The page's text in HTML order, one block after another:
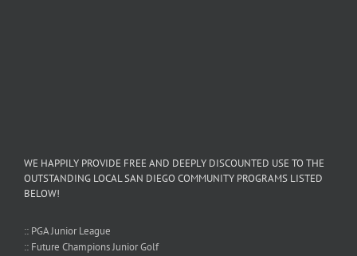
WE HAPPILY PROVIDE FREE AND DEEPLY DISCOUNTED USE TO THE
OUTSTANDING LOCAL SAN DIEGO COMMUNITY PROGRAMS LISTED
BELOW!
:: PGA Junior League
:: Future Champions Junior Golf